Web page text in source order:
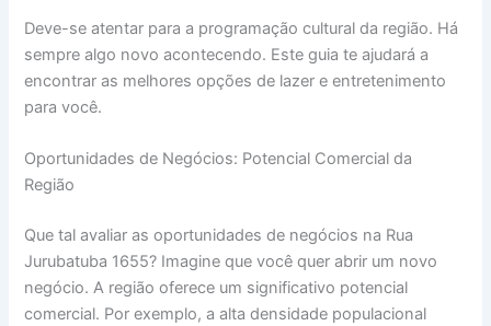
Deve-se atentar para a programação cultural da região. Há
sempre algo novo acontecendo. Este guia te ajudará a
encontrar as melhores opções de lazer e entretenimento
para você.
Oportunidades de Negócios: Potencial Comercial da
Região
Que tal avaliar as oportunidades de negócios na Rua
Jurubatuba 1655? Imagine que você quer abrir um novo
negócio. A região oferece um significativo potencial
comercial. Por exemplo, a alta densidade populacional